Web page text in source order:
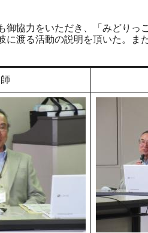
協力をいただき、「みどりっ
渡る活動の説明を頂いた。ま